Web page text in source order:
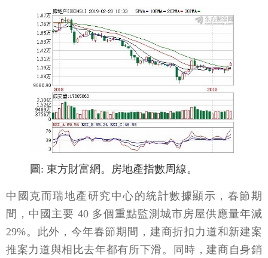
圖: 東方財富網。房地產指數周線。
中國克而瑞地產研究中心的統計數據顯示，春節期
間，中國主要 40 多個重點監測城市房屋供應量年減
29%。此外，今年春節期間，建商折扣力道和新建案
推案力道與相比去年都有所下滑。同時，建商自身銷